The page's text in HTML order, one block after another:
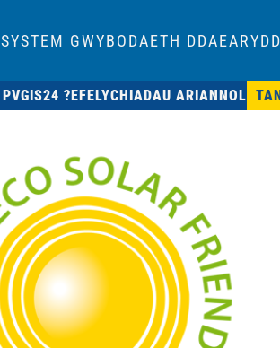
SYSTEM GWYBODAETH
PVGIS24 ?EFELYCHIADAU ARIANNOL